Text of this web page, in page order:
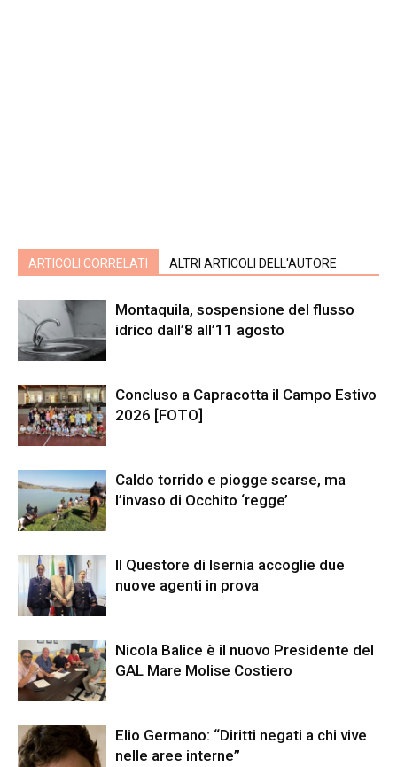
ARTICOLI CORRELATI ALTRI ARTICOLI DELL'AUTORE
Montaquila, sospensione del flusso
idrico dall’8 all’11 agosto
Concluso a Capracotta il Campo Estivo
2026 [FOTO]
Caldo torrido e piogge scarse, ma
l’invaso di Occhito ‘regge’
Il Questore di Isernia accoglie due
nuove agenti in prova
Nicola Balice è il nuovo Presidente del
GAL Mare Molise Costiero
Elio Germano: “Diritti negati a chi vive
nelle aree interne”